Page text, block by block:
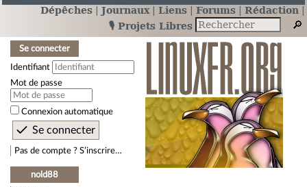
Dépêches Journaux Liens Forums
Rédaction
🎙️ Projets Libres
Se connecter
Identifiant
Mot de passe
Connexion automatique
Pas de compte ? S’inscrire…
nold88